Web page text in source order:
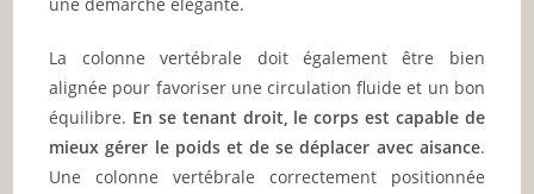
La colonne vertébrale doit également être bien
alignée pour favoriser une circulation fluide et un bon
équilibre. En se tenant droit, le corps est capable de
mieux gérer le poids et de se déplacer avec aisance.
Une colonne vertébrale correctement positionnée